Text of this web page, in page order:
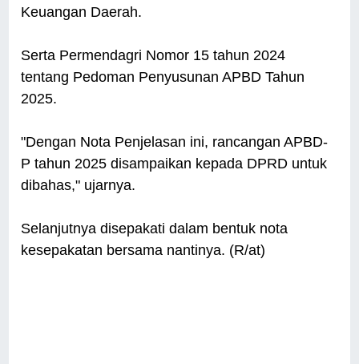
Keuangan Daerah.
Serta Permendagri Nomor 15 tahun 2024
tentang Pedoman Penyusunan APBD Tahun
2025.
"Dengan Nota Penjelasan ini, rancangan APBD-
P tahun 2025 disampaikan kepada DPRD untuk
dibahas," ujarnya.
Selanjutnya disepakati dalam bentuk nota
kesepakatan bersama nantinya. (R/at)